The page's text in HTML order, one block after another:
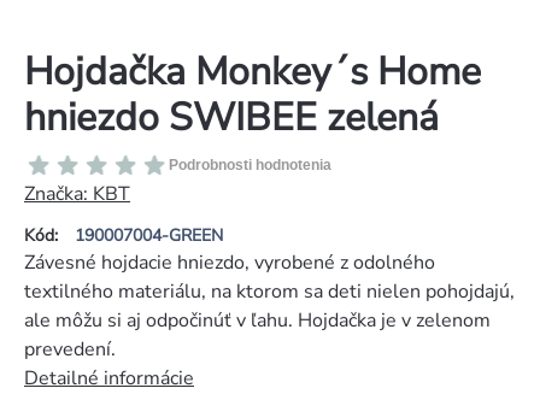
Hojdačka Monkey´s Home
hniezdo SWIBEE zelená
Kód: 190007004-GREEN
Priemerné
hodnotenie
produktu
je
0,0
hviezdičiek.
Podrobnosti hodnotenia
Značka: KBT
Závesné hojdacie hniezdo, vyrobené z odolného
textilného materiálu, na ktorom sa deti nielen pohojdajú,
ale môžu si aj odpočinúť v ľahu. Hojdačka je v zelenom
prevedení.
Detailné informácie